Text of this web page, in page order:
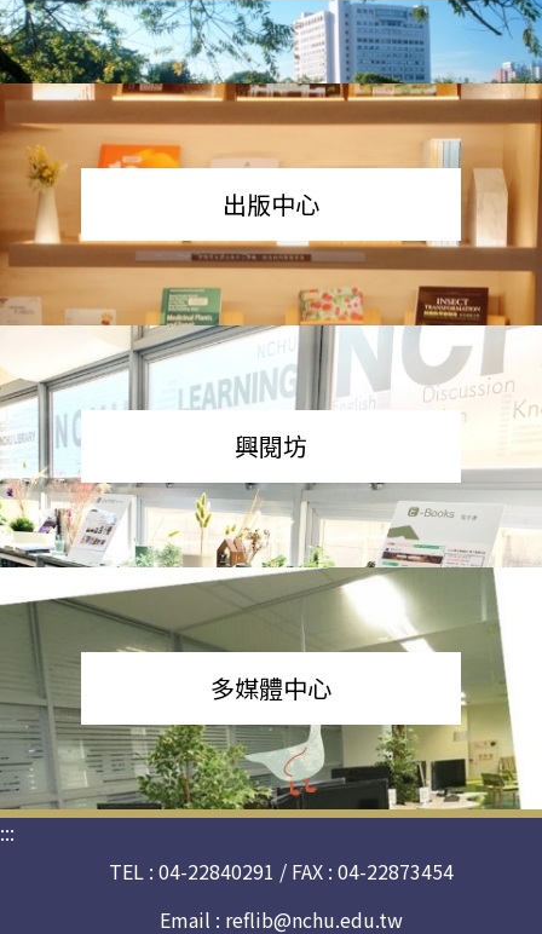
出版中心
興閱坊
多媒體中心
:::
TEL : 04-22840291 / FAX : 04-22873454
Email : reflib@nchu.edu.tw